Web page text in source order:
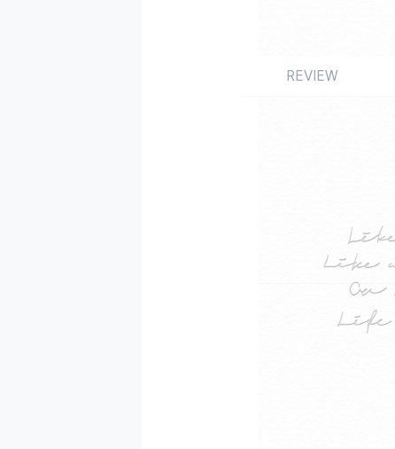
REVIEW
삶은 계속된다.
>는 전인미답의 성
사라진 세상 속 아
THE SOUL :